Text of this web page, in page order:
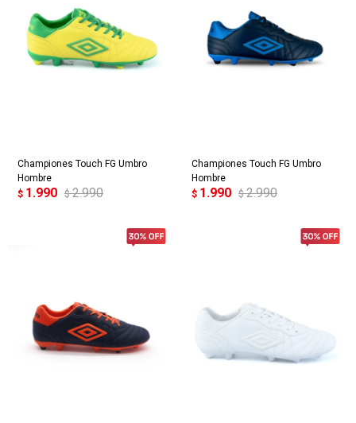
Championes Touch FG Umbro
Hombre
$ 1.990 $ 2.990
Championes Touch FG Umbro
Hombre
$ 1.990 $ 2.990